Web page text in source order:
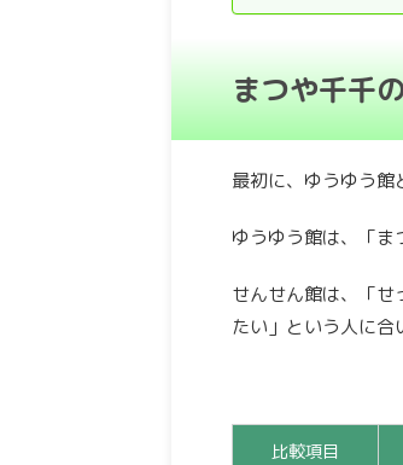
まつや千千
最初に、ゆうゆう館
ゆうゆう館は、「ま
せんせん館は、「
たい」という人に合
比較項目